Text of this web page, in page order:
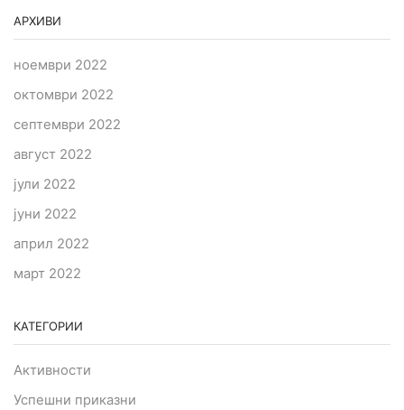
АРХИВИ
ноември 2022
октомври 2022
септември 2022
август 2022
јули 2022
јуни 2022
април 2022
март 2022
КАТЕГОРИИ
Активности
Успешни приказни